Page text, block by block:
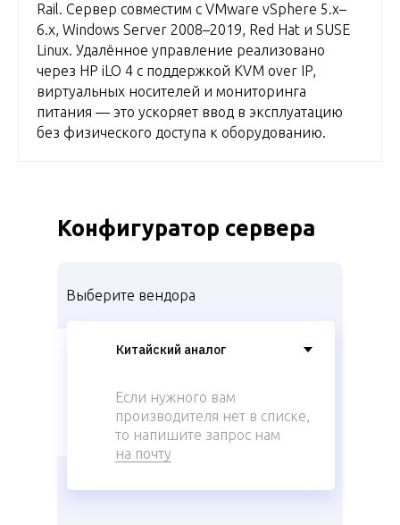
Rail. Сервер совместим с VMware vSphere 5.x–
6.x, Windows Server 2008–2019, Red Hat и SUSE
Linux. Удалённое управление реализовано
через HP iLO 4 с поддержкой KVM over IP,
виртуальных носителей и мониторинга
питания — это ускоряет ввод в эксплуатацию
без физического доступа к оборудованию.
Выберите вендора
Если нужного вам
производителя нет в списке,
то напишите запрос нам
на почту
Конфигуратор сервера